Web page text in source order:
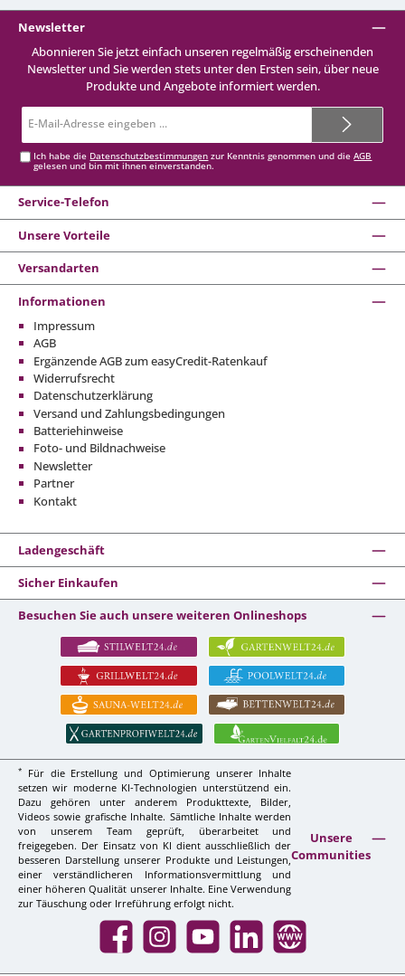
Newsletter
Abonnieren Sie jetzt einfach unseren regelmäßig erscheinenden
Newsletter und Sie werden stets unter den Ersten sein, über neue
Produkte und Angebote informiert werden.
Mail-
Ich habe die Datenschutzbestimmungen zur Kenntnis genommen und dieAGB
gelesen und bin mit ihnen einverstanden.
Service-Telefon
Unsere Vorteile
Versandarten
Informationen
Impressum
AGB
Ergänzende AGB zum easyCredit-Ratenkauf
Widerrufsrecht
Datenschutzerklärung
Versand und Zahlungsbedingungen
Batteriehinweise
Foto- und Bildnachweise
Newsletter
Partner
Kontakt
Ladengeschäft
Sicher Einkaufen
Besuchen Sie auch unsere weiteren Onlineshops
*
Für die Erstellung und Optimierung unserer Inhalte
setzen wir moderne KI-Technologien unterstützend ein.
Dazu gehören unter anderem Produkttexte, Bilder,
Videos sowie grafische Inhalte. Sämtliche Inhalte werden
von unserem Team geprüft, überarbeitet und
freigegeben. Der Einsatz von KI dient ausschließlich der
besseren Darstellung unserer Produkte und Leistungen,
einer verständlicheren Informationsvermittlung und
einer höheren Qualität unserer Inhalte. Eine Verwendung
zur Täuschung oder Irreführung erfolgt nicht.
Unsere
Communities
Facebook InstagramYouTube LinkedIn Website